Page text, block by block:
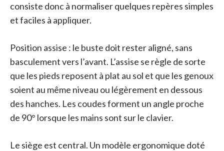
consiste donc à normaliser quelques repères simples
et faciles à appliquer.
Position assise : le buste doit rester aligné, sans
basculement vers l’avant. L’assise se règle de sorte
que les pieds reposent à plat au sol et que les genoux
soient au même niveau ou légèrement en dessous
des hanches. Les coudes forment un angle proche
de 90° lorsque les mains sont sur le clavier.
Le siège est central. Un modèle ergonomique doté